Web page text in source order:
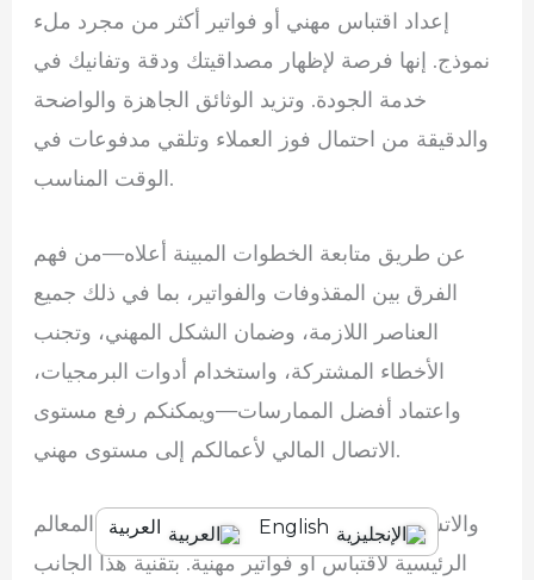
إعداد اقتباس مهني أو فواتير أكثر من مجرد ملء
نموذج. إنها فرصة لإظهار مصداقيتك ودقة وتفانيك في
خدمة الجودة. وتزيد الوثائق الجاهزة والواضحة
والدقيقة من احتمال فوز العملاء وتلقي مدفوعات في
الوقت المناسب.
عن طريق متابعة الخطوات المبينة أعلاه—من فهم
الفرق بين المقذوفات والفواتير، بما في ذلك جميع
العناصر اللازمة، وضمان الشكل المهني، وتجنب
الأخطاء المشتركة، واستخدام أدوات البرمجيات،
واعتماد أفضل الممارسات—ويمكنكم رفع مستوى
الاتصال المالي لأعمالكم إلى مستوى مهني.
والاتساق، والاهتمام بالتفاصيل، والوضوح هي المعالم
الرئيسية لاقتباس أو فواتير مهنية. بتقنية هذا الجانب
English العربية